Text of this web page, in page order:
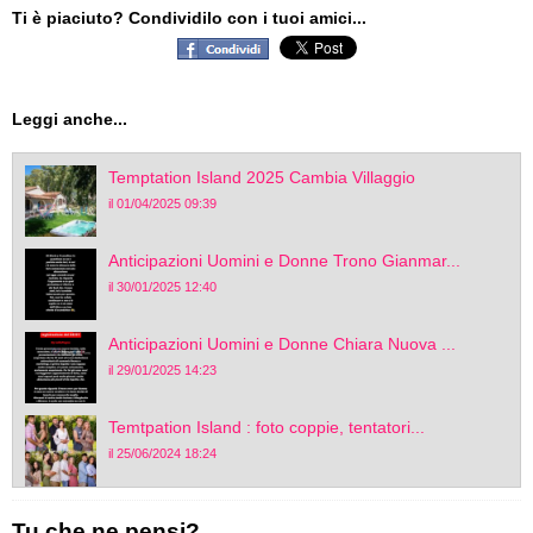
Ti è piaciuto? Condividilo con i tuoi amici...
Leggi anche...
Temptation Island 2025 Cambia Villaggio
il 01/04/2025 09:39
Anticipazioni Uomini e Donne Trono Gianmar...
il 30/01/2025 12:40
Anticipazioni Uomini e Donne Chiara Nuova ...
il 29/01/2025 14:23
Temtpation Island : foto coppie, tentatori...
il 25/06/2024 18:24